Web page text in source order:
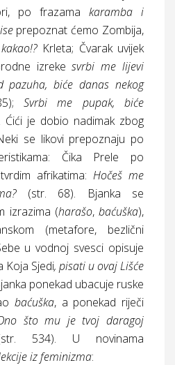
po frazama karamba i
prepoznat ćemo Zombija,
Krleta; Čvarak uvijek
izrekesvrbi me lijevi
pazuha, biće danas nekog
Svrbi me pupak, biće
Ćići je dobio nadimak zbog
se likovi prepoznaju po
Čika Prele po
afrikatima: Hočeš me
(str. 68). Bjanka se
izrazima (harašo,baćuška),
(metafore, bezlični
u vodnoj svesci opisuje
Koja Sjedi, pisati u ovaj Lišće
ponekad ubacuje ruske
baćuška, a ponekad riječi
što mu je tvoj daragoj
str. 534). U novinama
iz feminizma: